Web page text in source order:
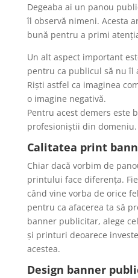
Degeaba ai un panou
îl observă nimeni. Acesta
bună pentru a primi
Un alt aspect important
pentru ca publicul să nu îl
Riști astfel ca imaginea
o imagine negativă.
Pentru acest demers este
profesioniștii din domeniu.
Calitatea print
Chiar dacă vorbim de
printului face diferența.
când vine vorba de orice
pentru ca afacerea ta să
banner publicitar, alege
și printuri deoarece
acestea.
Design banner